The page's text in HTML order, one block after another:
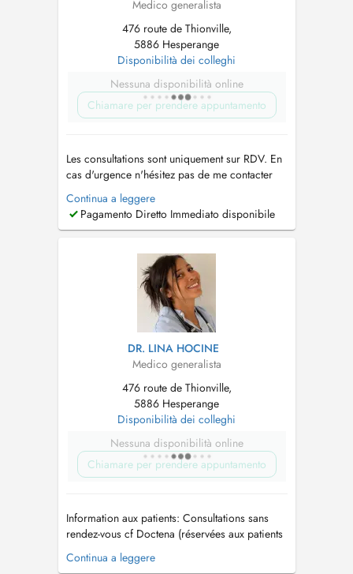
Medico generalista
476 route de Thionville,
5886 Hesperange
Disponibilità dei colleghi
Nessuna disponibilità online
Chiamare per prendere appuntamento
Les consultations sont uniquement sur RDV. En
cas d'urgence n'hésitez pas de me contacter
par mail:
p.frisch@cmhesper.lu
288559-1 Merci de votre compréhension que
Dr Pamela Frisch ne prend plus de nouveau
sauf urgences ou échographies. C...
Continua a leggere
Pagamento Diretto Immediato disponibile
DR. LINA HOCINE
Medico generalista
476 route de Thionville,
5886 Hesperange
Disponibilità dei colleghi
Nessuna disponibilità online
Chiamare per prendere appuntamento
Information aux patients: Consultations sans
rendez-vous cf Doctena (réservées aux patients
connus du centre) -Sans majoration -Accès
selon l'ordre d'arrivée Consultation non
Continua a leggere